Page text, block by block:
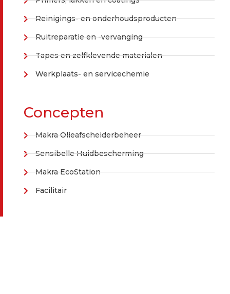
Reinigings- en onderhoudsproducten
Ruitreparatie en -vervanging
Tapes en zelfklevende materialen
Werkplaats- en servicechemie
Concepten
Makra Olieafscheiderbeheer
Sensibelle Huidbescherming
Makra EcoStation
Facilitair